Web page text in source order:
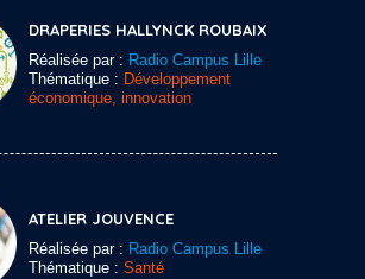
DRAPERIES HALLYNCK ROUBAIX
Réalisée par : Radio Campus Lille
Thématique : Développement
économique, innovation
ATELIER JOUVENCE
Réalisée par : Radio Campus Lille
Thématique : Santé